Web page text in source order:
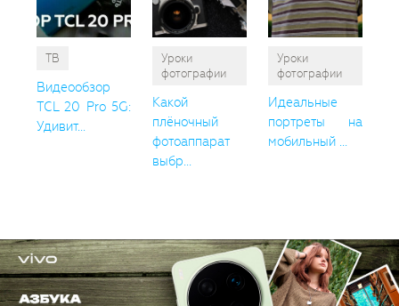
ТВ
Видеообзор
TCL 20 Pro 5G:
Удивит...
Уроки
фотографии
Какой
плёночный
фотоаппарат
выбр...
Уроки
фотографии
Идеальные
портреты на
мобильный ...